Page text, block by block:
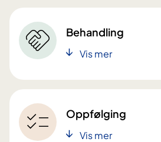
Behandling
Vis mer
Oppfølging
Vis mer